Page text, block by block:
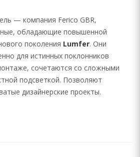
— компания Ferico GBR,
обладающие повышенной
поколения Lumfer. Они
для истинных поклонников
сочетаются со сложными
подсветкой. Позволяют
дизайнерские проекты.